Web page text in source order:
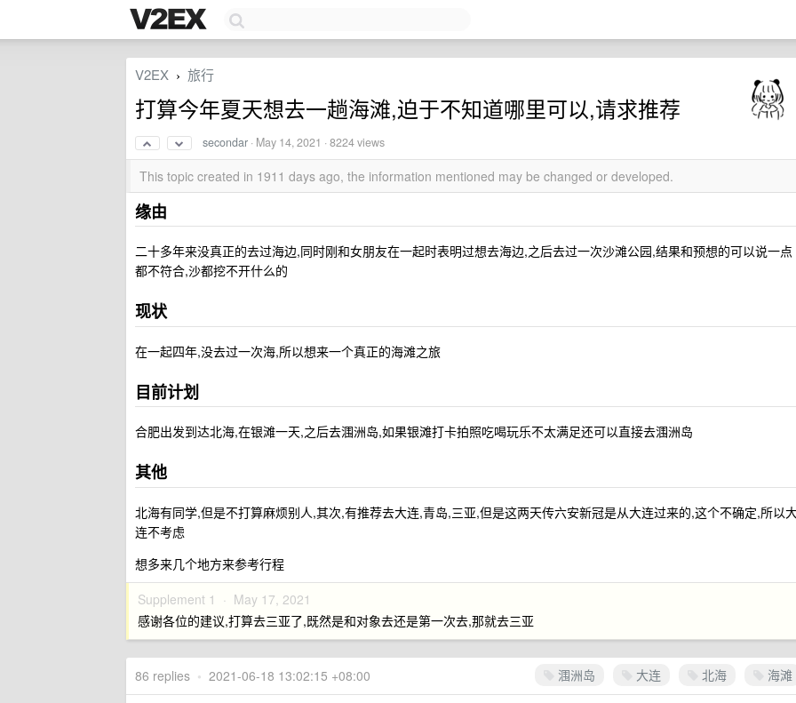
V2EX › 旅行
打算今年夏天想去一趟海滩,迫于不知道哪里可以,请求推荐
secondar · May 14, 2021 · 8224 views
This topic created in 1911 days ago, the information mentioned may be changed or developed.
缘由
二十多年来没真正的去过海边,同时刚和女朋友在一起时表明过想去海边,之后去过一次沙滩公园,结果和预想的可以说一点
都不符合,沙都挖不开什么的
现状
在一起四年,没去过一次海,所以想来一个真正的海滩之旅
目前计划
合肥出发到达北海,在银滩一天,之后去涠洲岛,如果银滩打卡拍照吃喝玩乐不太满足还可以直接去涠洲岛
其他
北海有同学,但是不打算麻烦别人,其次,有推荐去大连,青岛,三亚,但是这两天传六安新冠是从大连过来的,这个不确定,所以
连不考虑
想多来几个地方来参考行程
Supplement 1 · May 17, 2021
感谢各位的建议,打算去三亚了,既然是和对象去还是第一次去,那就去三亚
涠洲岛 大连 北海 海滩
86 replies • 2021-06-18 13:02:15 +08:00